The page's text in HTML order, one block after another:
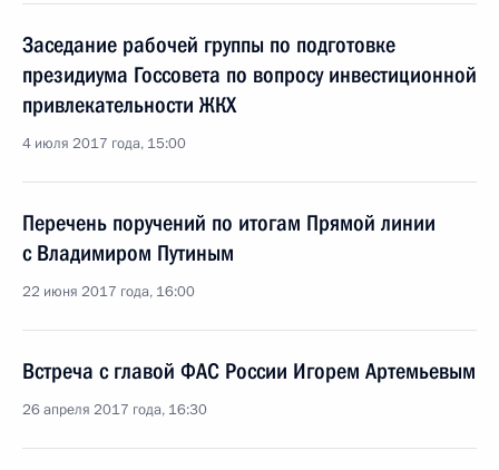
Заседание рабочей группы по подготовке
президиума Госсовета по вопросу инвестиционной
привлекательности ЖКХ
4 июля 2017 года, 15:00
Перечень поручений по итогам Прямой линии
с Владимиром Путиным
22 июня 2017 года, 16:00
Встреча с главой ФАС России Игорем Артемьевым
26 апреля 2017 года, 16:30